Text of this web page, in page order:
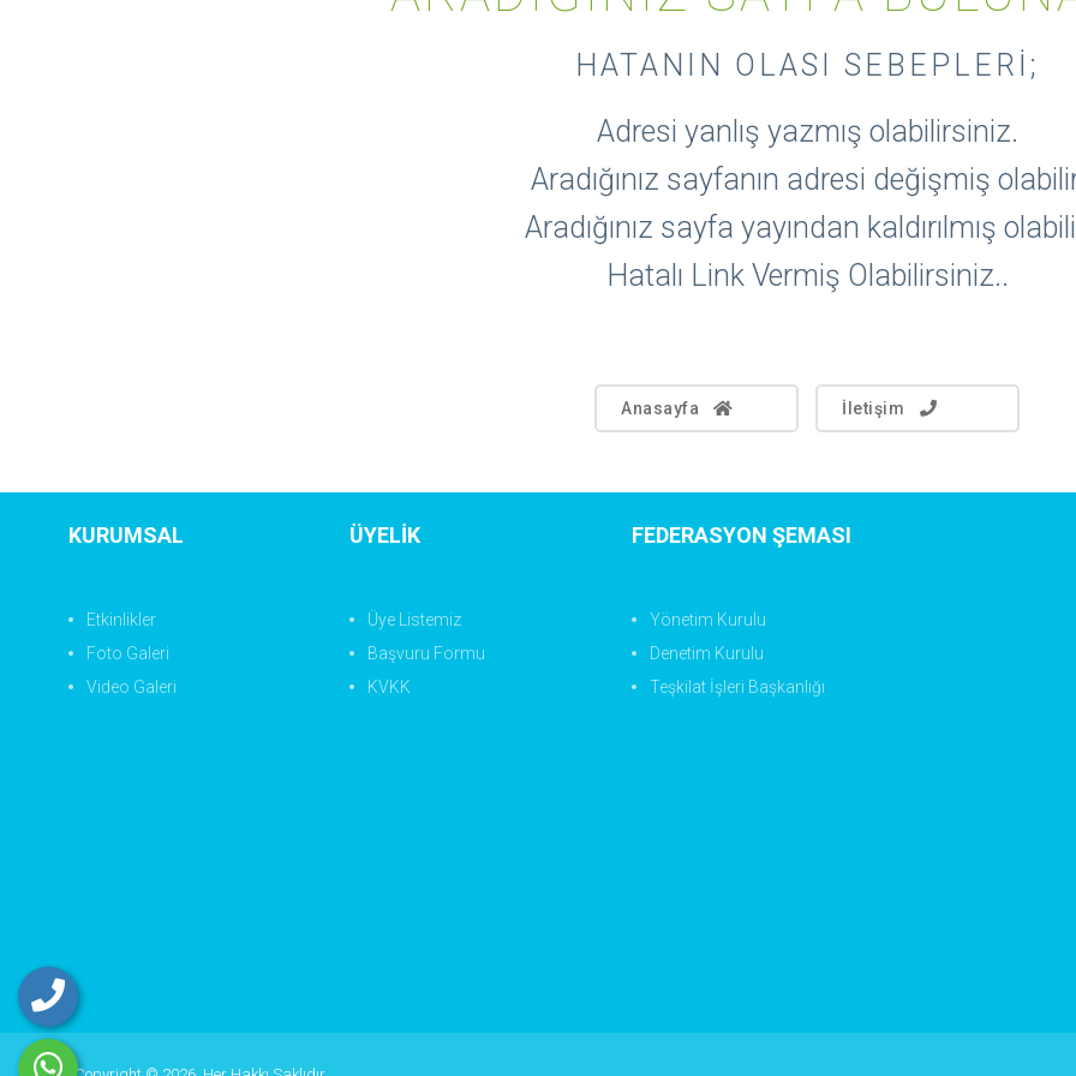
HATANIN OLASI SEBEPLERI;
Adresi yanlış yazmış olabilirsiniz.
Aradığınız sayfanın adresi değişmiş
Aradığınız sayfa yayından kaldırılmış
Hatalı Link Vermiş Olabilirsiniz..
Anasayfa İletişim
KURUMSAL
Etkinlikler
Foto Galeri
Video Galeri
ÜYELİK
Üye Listemiz
Başvuru Formu
KVKK
FEDERASYON ŞEMASI
Yönetim Kurulu
Denetim Kurulu
Teşkilat İşleri Başkanlığı